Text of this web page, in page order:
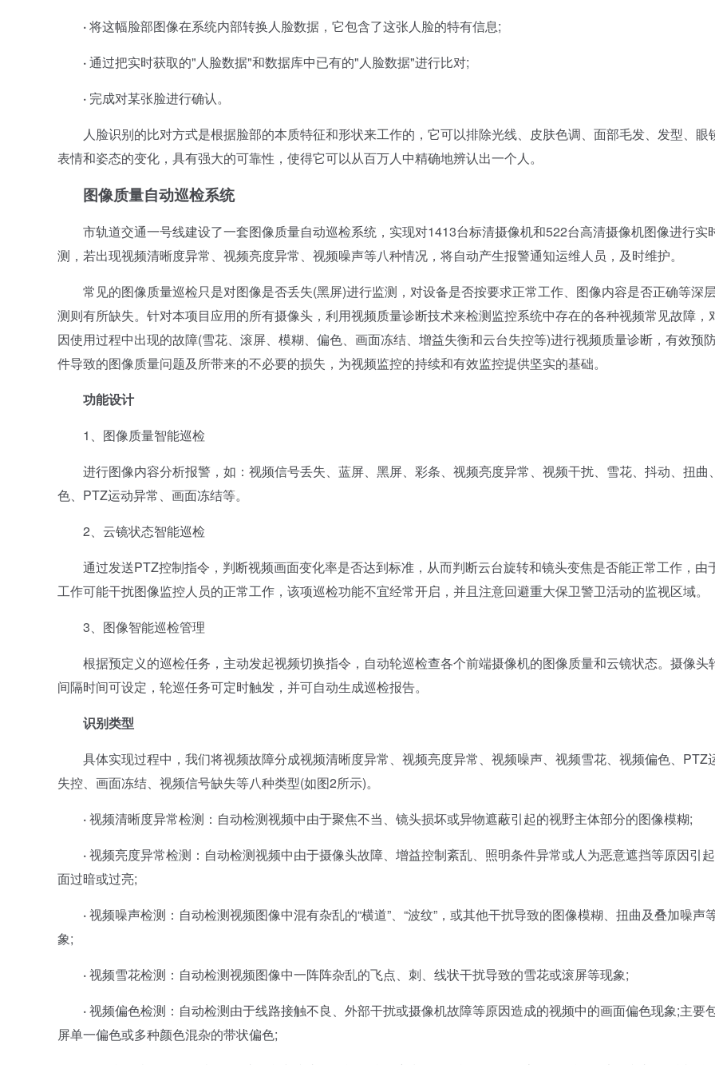
·将这幅脸部图像在系统内部转换人脸数据，它包含了这张人脸的特有信息;
·通过把实时获取的"人脸数据"和数据库中已有的"人脸数据"进行比对;
· 完成对某张脸进行确认。
人脸识别的比对方式是根据脸部的本质特征和形状来工作的，它可以排除光线、皮肤色调、面部毛发、发型、眼
表情和姿态的变化，具有强大的可靠性，使得它可以从百万人中精确地辨认出一个人。
图像质量自动巡检系统
市轨道交通一号线建设了一套图像质量自动巡检系统，实现对1413台标清摄像机和522台高清摄像机图像进行实
测，若出现视频清晰度异常、视频亮度异常、视频噪声等八种情况，将自动产生报警通知运维人员，及时维护。
常见的图像质量巡检只是对图像是否丢失(黑屏)进行监测，对设备是否按要求正常工作、图像内容是否正确等深
测则有所缺失。针对本项目应用的所有摄像头，利用视频质量诊断技术来检测监控系统中存在的各种视频常见故障，
因使用过程中出现的故障(雪花、滚屏、模糊、偏色、画面冻结、增益失衡和云台失控等)进行视频质量诊断，有效预
件导致的图像质量问题及所带来的不必要的损失，为视频监控的持续和有效监控提供坚实的基础。
功能设计
1、图像质量智能巡检
进行图像内容分析报警，如：视频信号丢失、蓝屏、黑屏、彩条、视频亮度异常、视频干扰、雪花、抖动、扭曲
色、PTZ运动异常、画面冻结等。
2、云镜状态智能巡检
通过发送PTZ控制指令，判断视频画面变化率是否达到标准，从而判断云台旋转和镜头变焦是否能正常工作，由
工作可能干扰图像监控人员的正常工作，该项巡检功能不宜经常开启，并且注意回避重大保卫警卫活动的监视区域。
3、图像智能巡检管理
根据预定义的巡检任务，主动发起视频切换指令，自动轮巡检查各个前端摄像机的图像质量和云镜状态。摄像头
间隔时间可设定，轮巡任务可定时触发，并可自动生成巡检报告。
识别类型
具体实现过程中，我们将视频故障分成视频清晰度异常、视频亮度异常、视频噪声、视频雪花、视频偏色、PTZ
失控、画面冻结、视频信号缺失等八种类型(如图2所示)。
·视频清晰度异常检测：自动检测视频中由于聚焦不当、镜头损坏或异物遮蔽引起的视野主体部分的图像模糊;
·视频亮度异常检测：自动检测视频中由于摄像头故障、增益控制紊乱、照明条件异常或人为恶意遮挡等原因引
面过暗或过亮;
·视频噪声检测：自动检测视频图像中混有杂乱的“横道”、“波纹”，或其他干扰导致的图像模糊、扭曲及叠加噪声
象;
·视频雪花检测：自动检测视频图像中一阵阵杂乱的飞点、刺、线状干扰导致的雪花或滚屏等现象;
·视频偏色检测：自动检测由于线路接触不良、外部干扰或摄像机故障等原因造成的视频中的画面偏色现象;主要
屏单一偏色或多种颜色混杂的带状偏色;